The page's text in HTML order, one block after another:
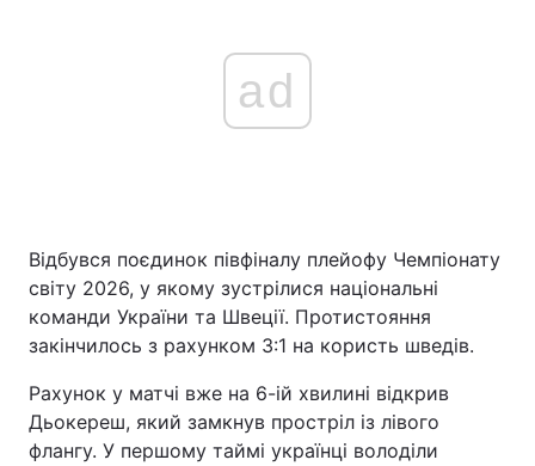
Головна Війна
Україна Політика
Економіка Світ
Спорт Наука
ad
Відбувся поєдинок півфіналу плейофу Чемпіонату
світу 2026, у якому зустрілися національні
команди України та Швеції. Протистояння
закінчилось з рахунком 3:1 на користь шведів.
Рахунок у матчі вже на 6-ій хвилині відкрив
Дьокереш, який замкнув простріл із лівого
флангу. У першому таймі українці володіли